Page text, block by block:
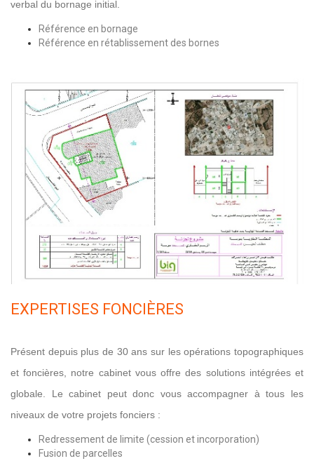
verbal du bornage initial.
Référence en bornage
Référence en rétablissement des bornes
EXPERTISES FONCIÈRES
Présent depuis plus de 30 ans sur les opérations topographiques
et foncières, notre cabinet vous offre des solutions intégrées et
globale. Le cabinet peut donc vous accompagner à tous les
niveaux de votre projets fonciers :
Redressement de limite (cession et incorporation)
Fusion de parcelles